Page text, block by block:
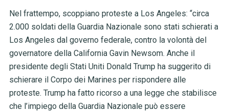
Nel frattempo, scoppiano proteste a Los Angeles: “circa
2.000 soldati della Guardia Nazionale sono stati schierati a
Los Angeles dal governo federale, contro la volontà del
governatore della California Gavin Newsom. Anche il
presidente degli Stati Uniti Donald Trump ha suggerito di
schierare il Corpo dei Marines per rispondere alle
proteste. Trump ha fatto ricorso a una legge che stabilisce
che l’impiego della Guardia Nazionale può essere